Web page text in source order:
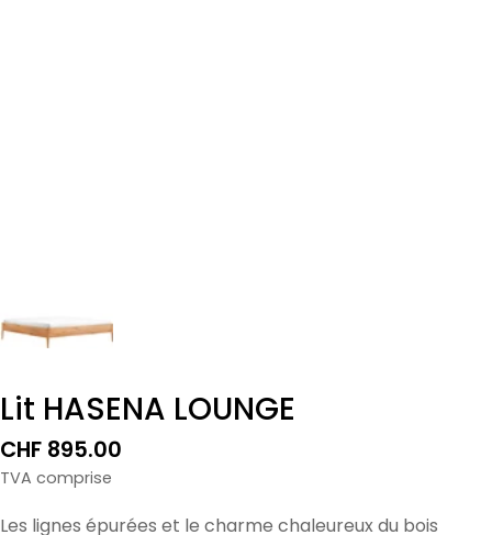
Lit HASENA LOUNGE
Prix
normal
CHF 895.00
TVA comprise
Les lignes épurées et le charme chaleureux du bois